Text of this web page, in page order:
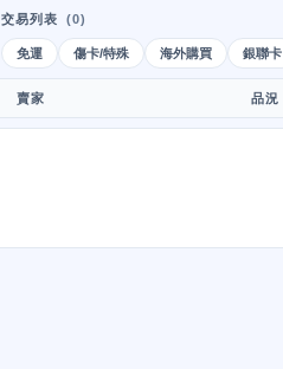
交易列表 (0)
免運 傷卡/特殊 海外購買 銀聯卡
賣家 品況